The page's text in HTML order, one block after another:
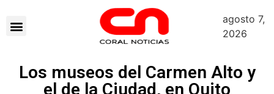
agosto 7,
2026
Los museos del Carmen Alto y
el de la Ciudad, en Quito